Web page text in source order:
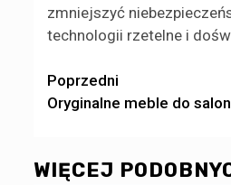
zmniejszyć
technologii rzetelne i
Zobacz
wpisy
Poprzedni
Oryginalne meble do
WIĘCEJ